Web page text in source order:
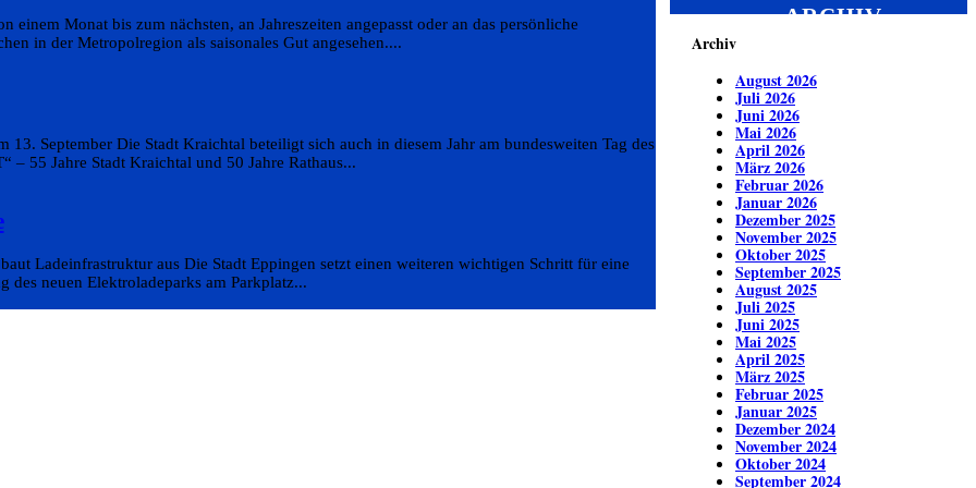
Monat bis zum nächsten, an Jahreszeiten angepasst oder an das persönliche
in der Metropolregion als saisonales Gut angesehen....
September Die Stadt Kraichtal beteiligt sich auch in diesem Jahr am bundesweiten Tag des
55 Jahre Stadt Kraichtal und 50 Jahre Rathaus...
Ladeinfrastruktur aus Die Stadt Eppingen setzt einen weiteren wichtigen Schritt für eine
neuen Elektroladeparks am Parkplatz...
ARCHIV
Archiv
August 2026
Juli 2026
Juni 2026
Mai 2026
April 2026
März 2026
Februar 2026
Januar 2026
Dezember 2025
November 2025
Oktober 2025
September 2025
August 2025
Juli 2025
Juni 2025
Mai 2025
April 2025
März 2025
Februar 2025
Januar 2025
Dezember 2024
November 2024
Oktober 2024
September 2024